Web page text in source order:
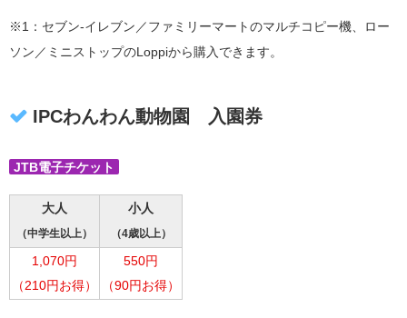
※1：セブン-イレブン／ファミリーマートのマルチコピー機、ロー
ソン／ミニストップのLoppiから購入できます。
IPCわんわん動物園 入園券
JTB電子チケット
大人
（中学生以上）
小人
（4歳以上）
1,070円
（210円お得）
550円
（90円お得）